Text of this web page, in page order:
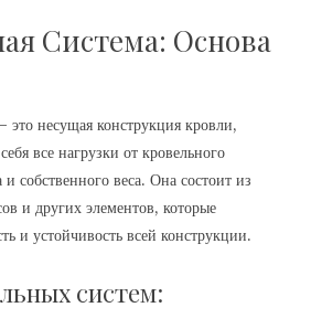
Система: Основа
это несущая конструкция кровли,
все нагрузки от кровельного
собственного веса. Она состоит из
и других элементов, которые
и устойчивость всей конструкции.
систем: